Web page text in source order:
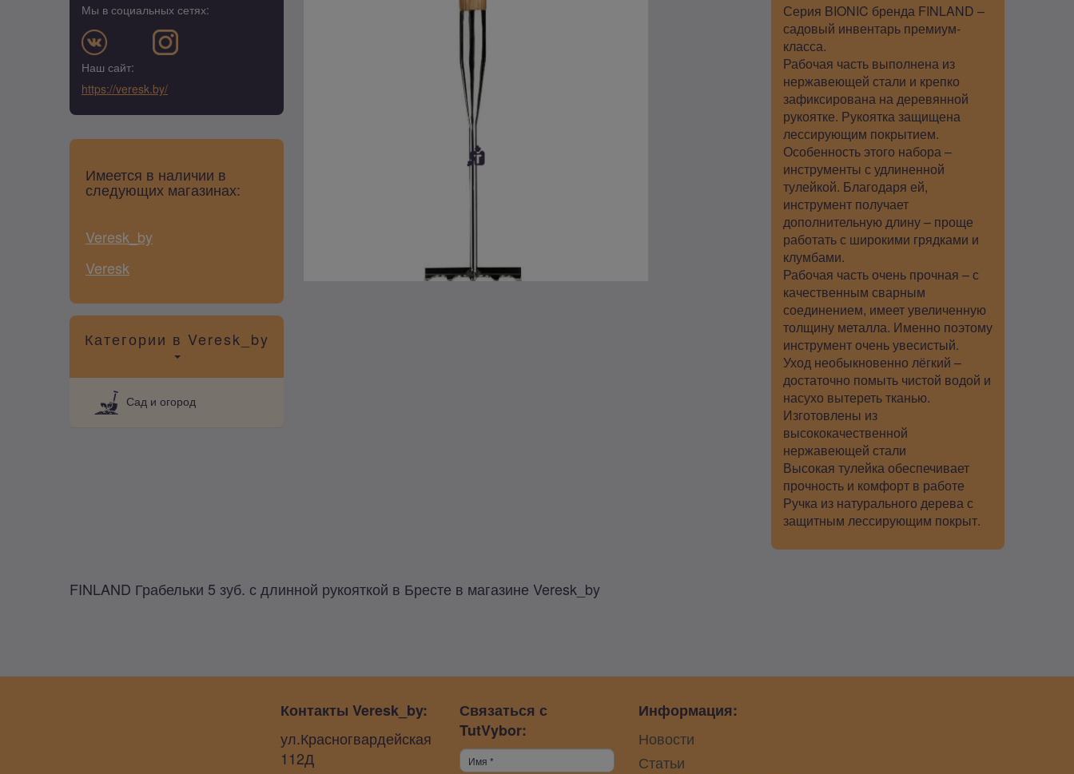
Мы в социальных сетях:
Наш сайт:
https://veresk.by/
Имеется в наличии в
следующих магазинах:
Veresk_by
Veresk
Категории в Veresk_by
Сад и огород
Серия BIONIC бренда FINLAND –
садовый инвентарь премиум-
класса.
Рабочая часть выполнена из
нержавеющей стали и крепко
зафиксирована на деревянной
рукоятке. Рукоятка защищена
лессирующим покрытием.
Особенность этого набора –
инструменты с удлиненной
тулейкой. Благодаря ей,
инструмент получает
дополнительную длину – проще
работать с широкими грядками и
клумбами.
Рабочая часть очень прочная – с
качественным сварным
соединением, имеет увеличенную
толщину металла. Именно поэтому
инструмент очень увесистый.
Уход необыкновенно лёгкий –
достаточно помыть чистой водой и
насухо вытереть тканью.
Изготовлены из
высококачественной
нержавеющей стали
Высокая тулейка обеспечивает
прочность и комфорт в работе
Ручка из натурального дерева с
защитным лессирующим покрыт.
FINLAND Грабельки 5 зуб. с длинной рукояткой в Бресте в магазине Veresk_by
Контакты Veresk_by:
ул.Красногвардейская
112Д
Связаться с
TutVybor:
Информация:
Новости
Статьи